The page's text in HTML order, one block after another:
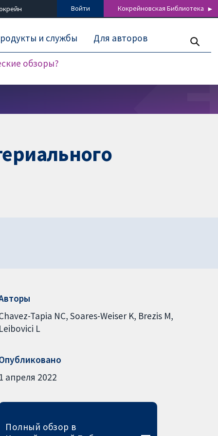
Войти Кокрейновская Библиотека
обзоры?
и службы Для авторов
Tapia NC Soares-Weiser K Brezis M
Leibovici L
1 апреля 2022
Полный обзор в